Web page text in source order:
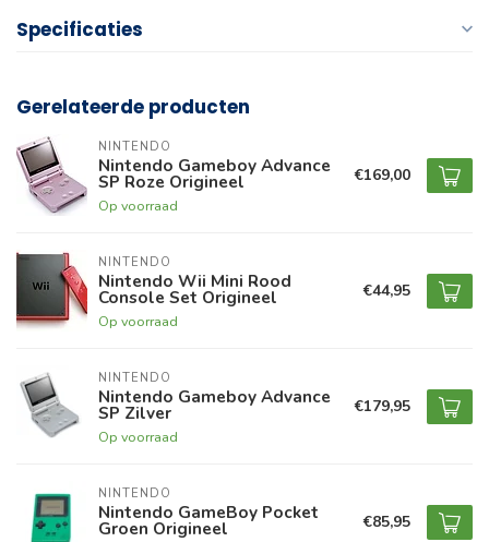
Specificaties
Gerelateerde producten
NINTENDO
Nintendo Gameboy Advance
SP Roze Origineel
Op voorraad
€169,00
NINTENDO
Nintendo Wii Mini Rood
Console Set Origineel
Op voorraad
€44,95
NINTENDO
Nintendo Gameboy Advance
SP Zilver
Op voorraad
€179,95
NINTENDO
Nintendo GameBoy Pocket
Groen Origineel €85,95